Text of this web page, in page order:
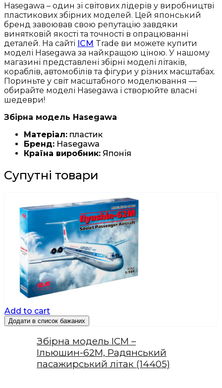
Hasegawa – один зі світових лідерів у виробництві
пластикових збірних моделей. Цей японський
бренд завоював свою репутацію завдяки
винятковій якості та точності в опрацюванні
деталей. На сайті ICM Trade ви можете купити
моделі Hasegawa за найкращою ціною. У нашому
магазині представлені збірні моделі літаків,
кораблів, автомобілів та фігури у різних масштабах.
Пориньте у світ масштабного моделювання —
обирайте моделі Hasegawa і створюйте власні
шедеври!
Збірна модель Hasegawa
Матеріал: пластик
Бренд: Hasegawa
Країна виробник: Японія
Супутні товари
Add to cart
Додати в список бажаних
Збірна модель ICM –
Ільюшин-62М, Радянський
пасажирський літак (14405)